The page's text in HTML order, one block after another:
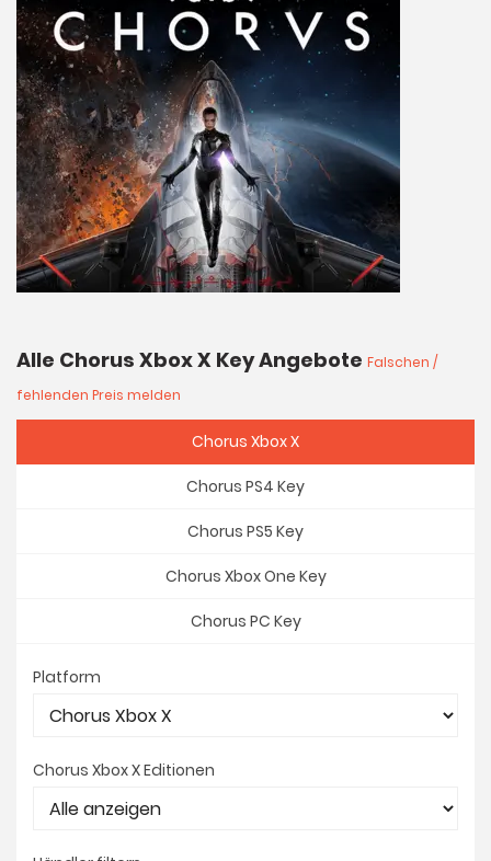
Alle Chorus Xbox X Key Angebote Falschen /
fehlenden Preis melden
Chorus Xbox X
Chorus PS4 Key
Chorus PS5 Key
Chorus Xbox One Key
Chorus PC Key
Platform
Chorus Xbox X Editionen